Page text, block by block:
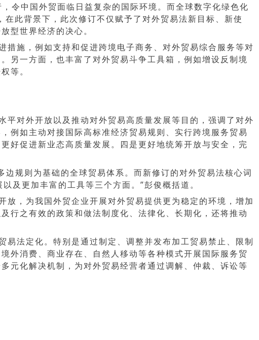
令中国外贸面临日益复杂的国际环境。而全球数字化绿色化
此背景下，此次修订不仅赋予了对外贸易法新目标、新使
型世界经济的决心。
施，例如支持和促进跨境电子商务、对外贸易综合服务等对
另一方面，也丰富了对外贸易斗争工具箱，例如增设反制境
等。
对外开放以及推动对外贸易高质量发展等目的，强调了对外
例如主动对接国际高标准经济贸易规则、实行跨境服务贸易
好促进新业态高质量发展。四是更好地统筹开放与安全，完
规则为基础的全球贸易体系。而新修订的对外贸易法核心词
及更加丰富的工具等三个方面。”彭俊概括道。
，为我国外贸企业开展对外贸易提供更为稳定的环境，增加
行之有效的政策和做法制度化、法律化、长期化，还将推动
法定化。特别是通过制定、调整并发布加工贸易禁止、限制
外消费、商业存在、自然人移动等各种模式开展国际服务贸
元化解决机制，为对外贸易经营者通过调解、仲裁、诉讼等